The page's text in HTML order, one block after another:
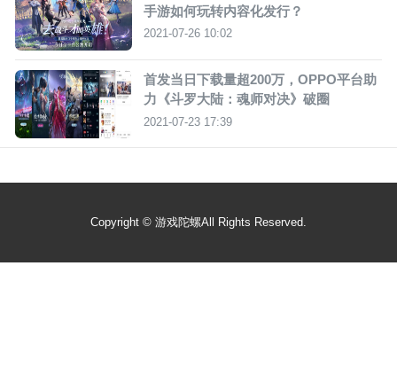
手游如何玩转内容化发行？
2021-07-26 10:02
首发当日下载量超200万，OPPO平台助
力《斗罗大陆：魂师对决》破圈
2021-07-23 17:39
Copyright © 游戏陀螺All Rights Reserved.